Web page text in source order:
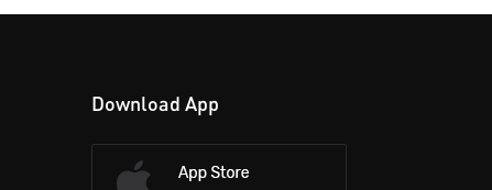
Download App